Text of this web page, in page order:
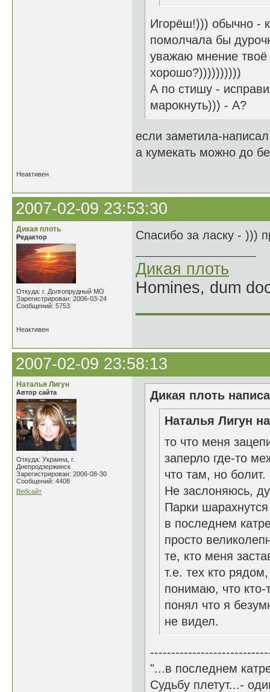
Игорёш!))) обычно -
помолчала бы
уважаю мнение
хорошо?))))))))))
А по стишу -
марокнуть))) - А?
если заметила-
а кумекать можно до
Неактивен
2007-02-09 23:53:30
Дикая плоть
Редактор
Откуда: г. Долгопрудный МО
Зарегистрирован: 2006-03-24
Сообщений: 5753
Спасибо за ласку - )))
Дикая плоть
Homines, dum
Неактивен
2007-02-09 23:58:13
Наталья Лигун
Автор сайта
Откуда: Украина, г.
Днепродзержинск
Зарегистрирован: 2006-08-30
Сообщений: 4408
Вебсайт
Дикая плоть
Наталья Лигун
то что меня
заперло где-то
что там, но болит.
Не заслоняюсь,
Парки
в последнем
просто
те, кто меня
т.е. тех кто
понимаю, что кто-
понял что я
не видел.
"...в последнем
Судьбу плетут...-